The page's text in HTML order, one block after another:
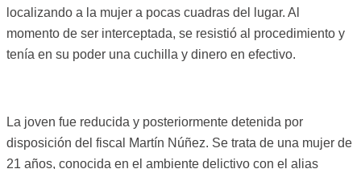
localizando a la mujer a pocas cuadras del lugar. Al
momento de ser interceptada, se resistió al procedimiento y
tenía en su poder una cuchilla y dinero en efectivo.
La joven fue reducida y posteriormente detenida por
disposición del fiscal Martín Núñez. Se trata de una mujer de
21 años, conocida en el ambiente delictivo con el alias